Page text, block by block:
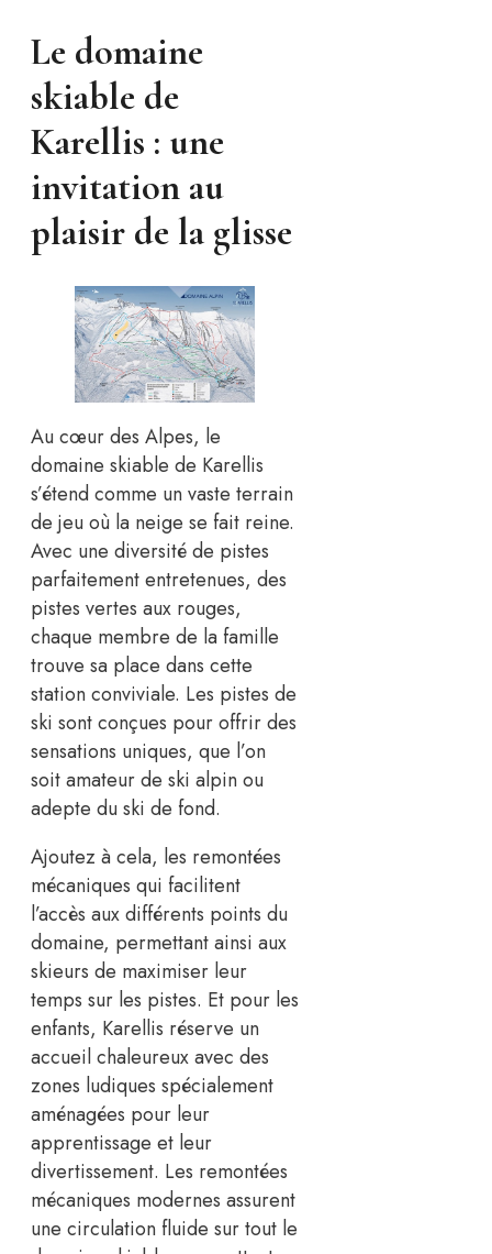
Le domaine
skiable de
Karellis : une
invitation au
plaisir de la glisse
Au cœur des Alpes, le
domaine skiable de Karellis
s’étend comme un vaste terrain
de jeu où la neige se fait reine.
Avec une diversité de pistes
parfaitement entretenues, des
pistes vertes aux rouges,
chaque membre de la famille
trouve sa place dans cette
station conviviale. Les pistes de
ski sont conçues pour offrir des
sensations uniques, que l’on
soit amateur de ski alpin ou
adepte du ski de fond.
Ajoutez à cela, les remontées
mécaniques qui facilitent
l’accès aux différents points du
domaine, permettant ainsi aux
skieurs de maximiser leur
temps sur les pistes. Et pour les
enfants, Karellis réserve un
accueil chaleureux avec des
zones ludiques spécialement
aménagées pour leur
apprentissage et leur
divertissement. Les remontées
mécaniques modernes assurent
une circulation fluide sur tout le